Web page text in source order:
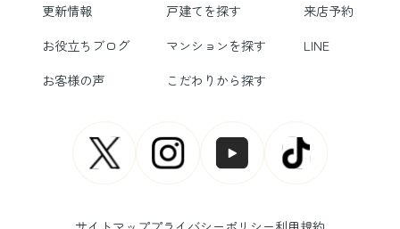
更新情報
戸建てを探す
来店予約
お役立ちブログ
マンションを探す
LINE
お客様の声
こだわりから探す